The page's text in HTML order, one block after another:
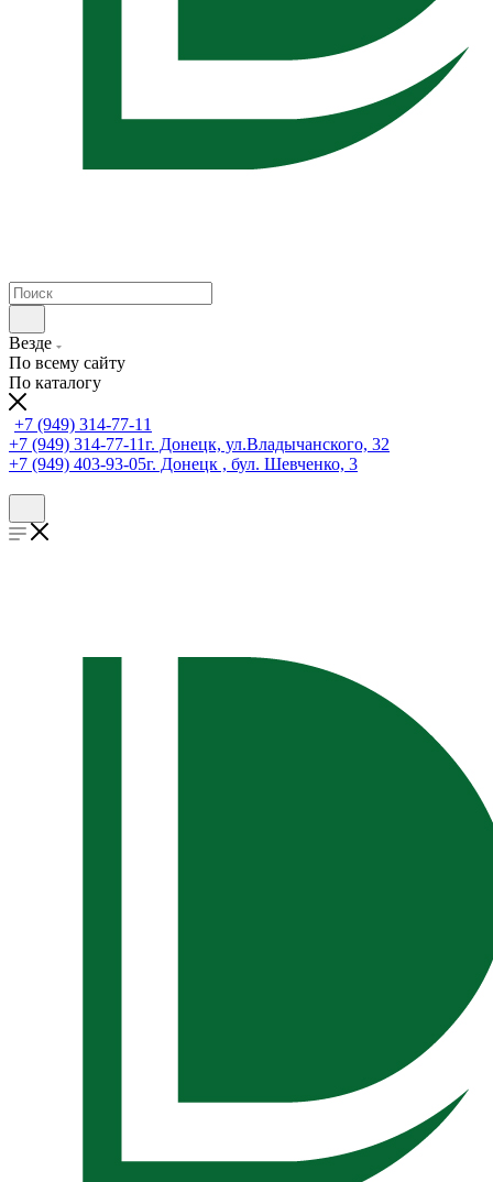
Везде
По всему сайту
По каталогу
+7 (949) 314-77-11
+7 (949) 314-77-11г. Донецк, ул.Владычанского, 32
+7 (949) 403-93-05г. Донецк , бул. Шевченко, 3